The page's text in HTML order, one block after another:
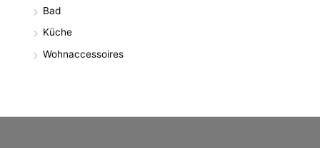
Bad
Küche
Wohnaccessoires